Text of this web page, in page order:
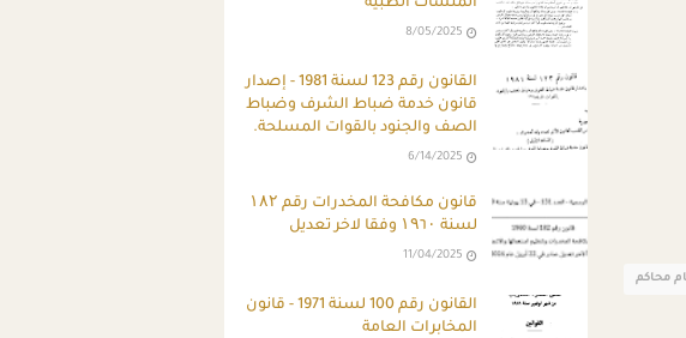
محاكم
المنشآت الطبية
8/05/2025
ِالقانون رقم 123 لسنة 1981 - إصدار
قانون خدمة ضباط الشرف وضباط
الصف والجنود بالقوات المسلحة.
6/14/2025
قانون مكافحة المخدرات رقم ۱۸۲
لسنة ۱۹٦۰ وفقا لاخر تعديل
11/04/2025
القانون رقم 100 لسنة 1971 - قانون
المخابرات العامة